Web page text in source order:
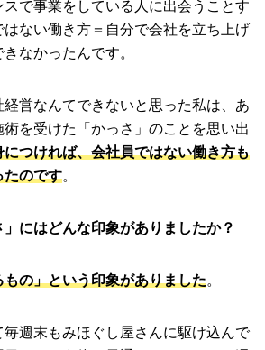
で事業をしている人に出会うことす
はない働き方＝自分で会社を立ち上げ
なかったんです。
営なんてできないと思った私は、あ
を受けた「かっさ」のことを思い出
につければ、会社員ではない働き方も
たのです。
にはどんな印象がありましたか？
の」という印象がありました。
週末もみほぐし屋さんに駆け込んで